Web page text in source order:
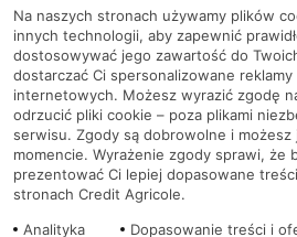
RODO
Regulamin serwisu
Mapa serwisu
PolitykaCookies
Na naszych stronach używamy plików
innych technologii, aby zapewnić
dostosowywać jego zawartość do
dostarczać Ci spersonalizowane
internetowych. Możesz wyrazić zgodę
odrzucić pliki cookie – poza plikami
serwisu. Zgody są dobrowolne i
momencie. Wyrażenie zgody sprawi, że
prezentować Ci lepiej dopasowane
stronach Credit Agricole.
Analityka
Dopasowanie treści i